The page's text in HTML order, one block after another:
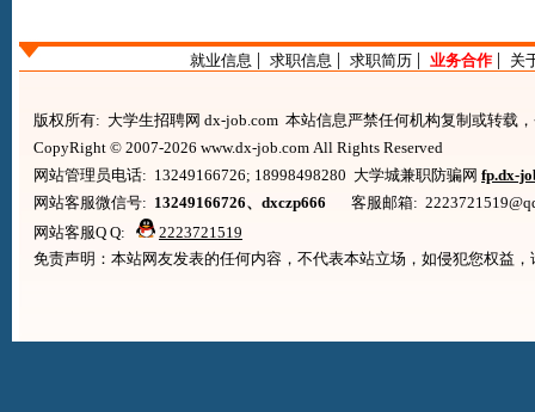
就业信息 | 求职信息 | 求职简历| 业务合作| 关
版权所有: 大学生招聘网 dx-job.com 本站信息严禁任何机构复制或转载
CopyRight © 2007-2026 www.dx-job.com All Rights Reserved
网站管理员电话: 13249166726; 18998498280 大学城兼职防骗网 fp.dx-
网站客服微信号: 13249166726、dxczp666 客服邮箱:
网站客服Q Q:
2223721519
免责声明：本站网友发表的任何内容，不代表本站立场，如侵犯您权益